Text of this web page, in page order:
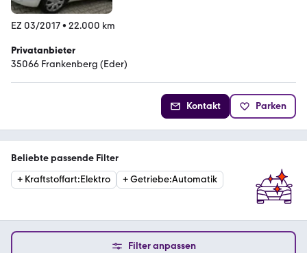
EZ 03/2017• 22.000 km
Privatanbieter
35066 Frankenberg (Eder)
Kontakt Parken
Beliebte passende Filter
+ Kraftstoffart:Elektro +Getriebe:Automatik
Filter anpassen